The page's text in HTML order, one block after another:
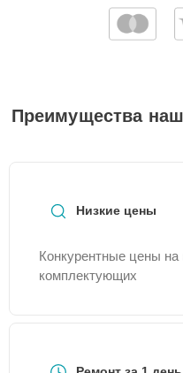
Преимущества
Низкие цены
Конкурентные цены
комплектующих